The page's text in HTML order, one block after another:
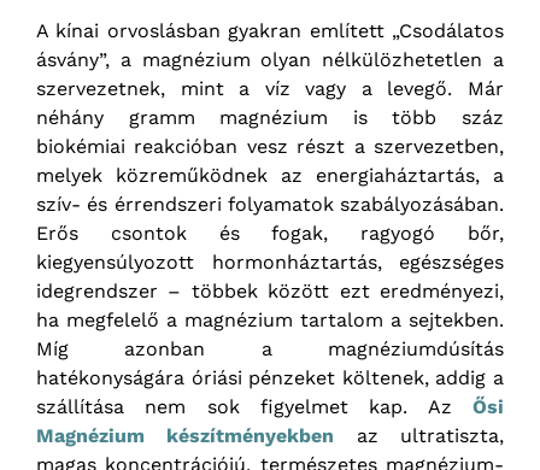
A kínai orvoslásban gyakran említett „Csodálatos
ásvány”, a magnézium olyan nélkülözhetetlen a
szervezetnek, mint a víz vagy a levegő. Már
néhány gramm magnézium is több száz
biokémiai reakcióban vesz részt a szervezetben,
melyek közreműködnek az energiaháztartás, a
szív- és érrendszeri folyamatok szabályozásában.
Erős csontok és fogak, ragyogó bőr,
kiegyensúlyozott hormonháztartás, egészséges
idegrendszer – többek között ezt eredményezi,
ha megfelelő a magnézium tartalom a sejtekben.
Míg azonban a magnéziumdúsítás
hatékonyságára óriási pénzeket költenek, addig a
szállítása nem sok figyelmet kap. Az Ősi
Magnézium készítményekben az ultratiszta,
magas koncentrációjú, természetes magnézium-